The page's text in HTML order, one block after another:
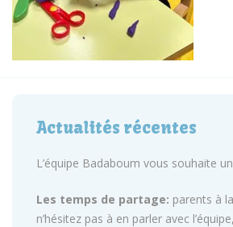
Actualités récentes
L’équipe Badaboum vous souhaite
Les temps de partage: parents à
n’hésitez pas à en parler avec